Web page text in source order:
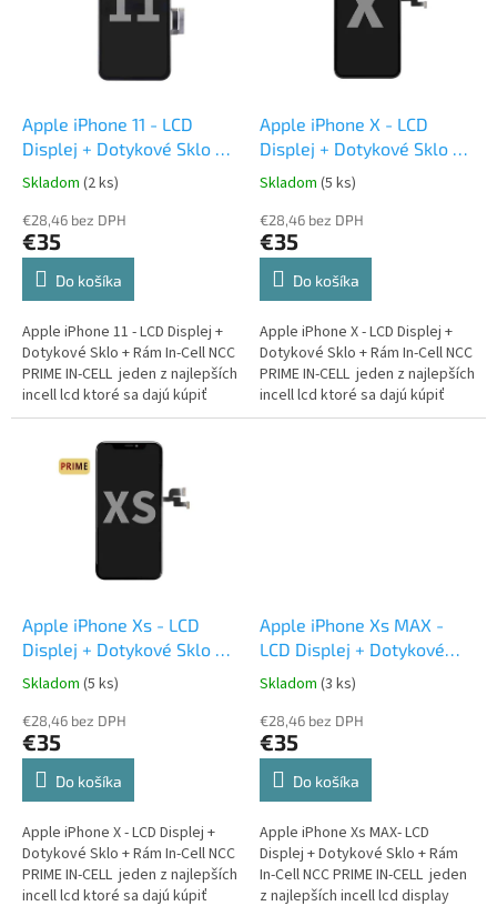
Apple iPhone 11 - LCD
Displej + Dotykové Sklo +
Rám In-Cell
Skladom (2 ks)
€28,46 bez DPH
€35
Do košíka
Apple iPhone 11 - LCD Displej +
Dotykové Sklo + Rám In-Cell NCC
PRIME IN-CELL jeden z najlepších
incell lcd ktoré sa dajú kúpiť
Apple iPhone X - LCD
Displej + Dotykové Sklo +
Rám In-Cell
Skladom (5 ks)
€28,46 bez DPH
€35
Do košíka
Apple iPhone X - LCD Displej +
Dotykové Sklo + Rám In-Cell NCC
PRIME IN-CELL jeden z najlepších
incell lcd ktoré sa dajú kúpiť
Apple iPhone Xs - LCD
Displej + Dotykové Sklo +
Rám In-Cell
Skladom (5 ks)
€28,46 bez DPH
€35
Do košíka
Apple iPhone X - LCD Displej +
Dotykové Sklo + Rám In-Cell NCC
PRIME IN-CELL jeden z najlepších
incell lcd ktoré sa dajú kúpiť
Apple iPhone Xs MAX -
LCD Displej + Dotykové
Sklo + Rám In-Cell
Skladom (3 ks)
€28,46 bez DPH
€35
Do košíka
Apple iPhone Xs MAX- LCD
Displej + Dotykové Sklo + Rám
In-Cell NCC PRIME IN-CELL jeden
z najlepších incell lcd display